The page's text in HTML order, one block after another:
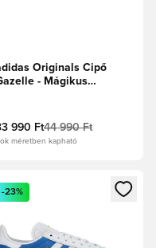
Originals Cipő
- Mágikus
990 Ft44 990 Ft
méretben kapható
vagy a tagként
egy modált a
-23%